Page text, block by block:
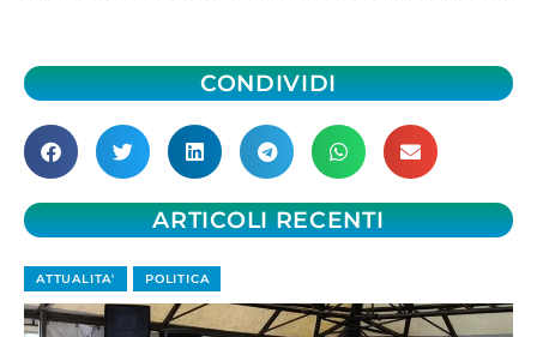
CONDIVIDI
ARTICOLI RECENTI
ATTUALITA' POLITICA